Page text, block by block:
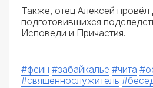
Также, отец Алексей провёл
подготовившихся
Исповеди и Причастия.
#фсин #забайкалье #чита
#священнослужитель